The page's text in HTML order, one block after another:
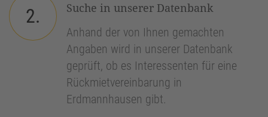
2.
Suche in unserer Datenbank
Anhand der von Ihnen gemachten
Angaben wird in unserer Datenbank
geprüft, ob es Interessenten für eine
Rückmietvereinbarung in
Erdmannhausen gibt.